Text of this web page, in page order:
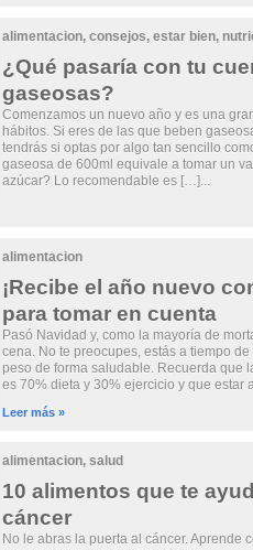
alimentacion, consejos, estar bien,
¿Qué pasaría con tu
gaseosas?
Comenzamos un nuevo año y es una
hábitos. Si eres de las que beben
tendrás si optas por algo tan sencillo
gaseosa de 600ml equivale a tomar un
azúcar? Lo recomendable es […]...
alimentacion
¡Recibe el año nuevo
para tomar en cuenta
Pasó Navidad y, como la mayoría de
cena. No te preocupes, estás a tiempo
peso de forma saludable. Recuerda que
es 70% dieta y 30% ejercicio y que estar
Leer más »
alimentacion, salud
10 alimentos que te
cáncer
No le abras la puerta al cáncer. Aprende